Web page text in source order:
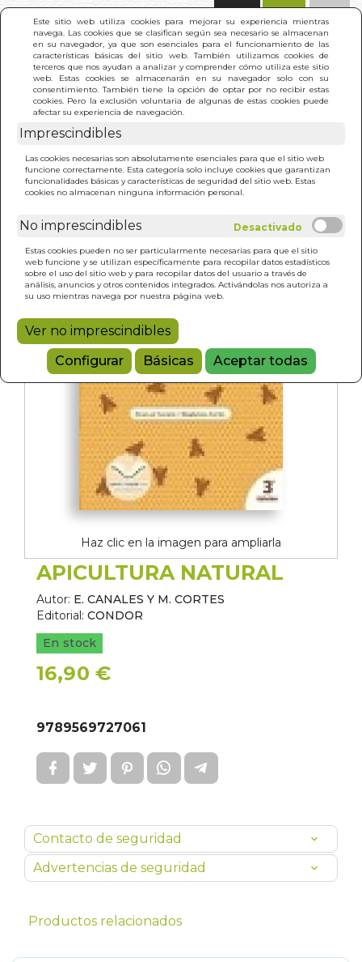
Este sitio web utiliza cookies para mejorar su experiencia mientras
navega. Las cookies que se clasifican según sea necesario se almacenan
en su navegador, ya que son esenciales para el funcionamiento de las
características básicas del sitio web. También utilizamos cookies de
terceros que nos ayudan a analizar y comprender cómo utiliza este sitio
web. Estas cookies se almacenarán en su navegador solo con su
consentimiento. También tiene la opción de optar por no recibir estas
cookies. Pero la exclusión voluntaria de algunas de estas cookies puede
afectar su experiencia de navegación.
Imprescindibles
Las cookies necesarias son absolutamente esenciales para que el sitio web
funcione correctamente. Esta categoría solo incluye cookies que garantizan
funcionalidades básicas y características de seguridad del sitio web. Estas
cookies no almacenan ninguna información personal.
No imprescindibles
Estas cookies pueden no ser particularmente necesarias para que el sitio
web funcione y se utilizan específicamente para recopilar datos estadísticos
sobre el uso del sitio web y para recopilar datos del usuario a través de
análisis, anuncios y otros contenidos integrados. Activándolas nos autoriza a
su uso mientras navega por nuestra página web.
Ver no imprescindibles
Configurar
Básicas Aceptar todas
INICIO > APICULTURA NATURAL
Haz clic en la imagen para ampliarla
APICULTURA NATURAL
Autor: E. CANALES Y M. CORTES
Editorial: CONDOR
En stock
16,90 €
9789569727061
Contacto de seguridad
Advertencias de seguridad
Productos relacionados